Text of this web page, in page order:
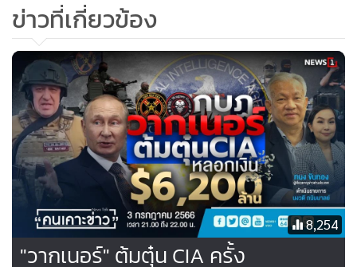
Rokhaya Diallo ต่อต้านการเหยียดสีผิว มีอิทธิพลมากที่สุดใน
สังคมฝรั่งเศสในด้านการรณรงค์เพื่อสิทธิคนกลุ่มน้อย จากนั้นสื่อ
ฝรั่งเศสก็ตามที่ Rokhaya Diallo เขียนนำ แล้วสื่อสหรัฐฯ อังกฤษ
ก็ตามงับ
ตอนนี้ข่าวสารทางอินเทอร์เน็ตโลก อังกฤษร่วมมือกับอเมริกา
ควบคุมด้านข่าวสาร กรณีนี้จึงใช้สื่อโซเชียลฯ ได้มีประสิทธิภาพ
มาก ประสบความสำเร็จในการสร้างความแตกแยก
นายทนงกล่าวอีกว่า มาครงเพิ่งได้รับการเลือกตั้งมาสมัยที่สอง
มองเห็นหายนะของฝรั่งเศสและยุโรป ว่าถ้าไม่เปลี่ยนแปลง
ข่าวที่เกี่ยวข้อง
8,254
"วากเนอร์" ต้มตุ๋น CIA ครั้ง